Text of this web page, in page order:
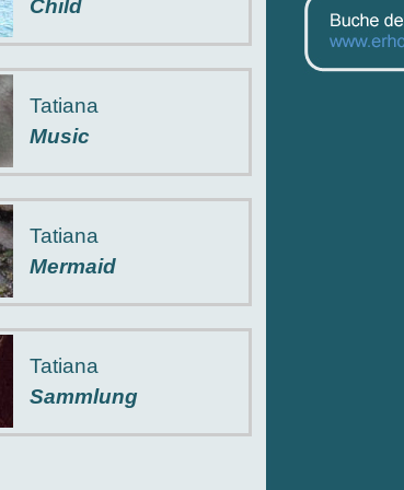
Child
Tatiana
Music
Tatiana
Mermaid
Tatiana
Sammlung